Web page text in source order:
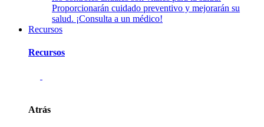
Proporcionarán cuidado preventivo y mejorarán su
salud. ¡Consulta a un médico!
Recursos
Recursos
Atrás